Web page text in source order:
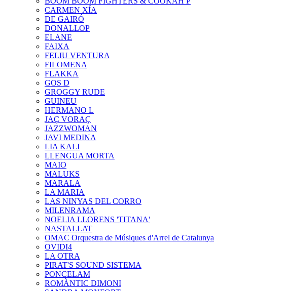
CARMEN XÍA
DE GAIRÓ
DONALLOP
ELANE
FAIXA
FELIU VENTURA
FILOMENA
FLAKKA
GOS D
GROGGY RUDE
GUINEU
HERMANO L
JAÇ VORAÇ
JAZZWOMAN
JAVI MEDINA
LIA KALI
LLENGUA MORTA
MAIO
MALUKS
MARALA
LA MARIA
LAS NINYAS DEL CORRO
MILENRAMA
NOELIA LLORENS 'TITANA'
NASTALLAT
OMAC Orquestra de Músiques d'Arrel de Catalunya
OVIDI4
LA OTRA
PIRAT'S SOUND SISTEMA
PONCELAM
ROMÀNTIC DIMONI